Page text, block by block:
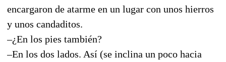
encargaron de atarme en un lugar con unos hierros
y unos candaditos.
–¿En los pies también?
–En los dos lados. Así (se inclina un poco hacia